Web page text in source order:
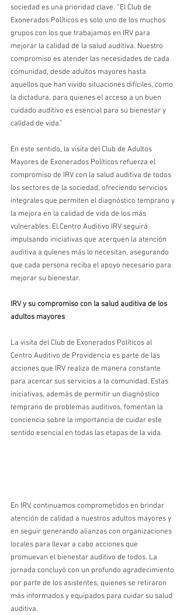
sociedad es una prioridad clave. “El Club de
Exonerados Políticos es solo uno de los muchos
grupos con los que trabajamos en IRV para
mejorar la calidad de la salud auditiva. Nuestro
compromiso es atender las necesidades de cada
comunidad, desde adultos mayores hasta
aquellos que han vivido situaciones difíciles, como
la dictadura, para quienes el acceso a un buen
cuidado auditivo es esencial para su bienestar y
calidad de vida.”
En este sentido, la visita del Club de Adultos
Mayores de Exonerados Políticos refuerza el
compromiso de IRV con la salud auditiva de todos
los sectores de la sociedad, ofreciendo servicios
integrales que permiten el diagnóstico temprano y
la mejora en la calidad de vida de los más
vulnerables. El Centro Auditivo IRV seguirá
impulsando iniciativas que acerquen la atención
auditiva a quienes más lo necesitan, asegurando
que cada persona reciba el apoyo necesario para
mejorar su bienestar.
IRV y su compromiso con la salud auditiva de los
adultos mayores
La visita del Club de Exonerados Políticos al
Centro Auditivo de Providencia es parte de las
acciones que IRV realiza de manera constante
para acercar sus servicios a la comunidad. Estas
iniciativas, además de permitir un diagnóstico
temprano de problemas auditivos, fomentan la
conciencia sobre la importancia de cuidar este
sentido esencial en todas las etapas de la vida.
En IRV, continuamos comprometidos en brindar
atención de calidad a nuestros adultos mayores y
en seguir generando alianzas con organizaciones
locales para llevar a cabo acciones que
promuevan el bienestar auditivo de todos. La
jornada concluyó con un profundo agradecimiento
por parte de los asistentes, quienes se retiraron
más informados y equipados para cuidar su salud
auditiva.